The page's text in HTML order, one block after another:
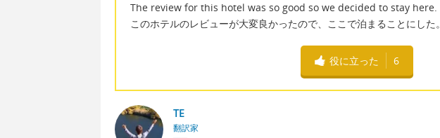
The review for this hotel was so good so we decided to stay here.
このホテルのレビューが大変良かったので、ここで泊まることにした。
役に立った 6
TE
翻訳家